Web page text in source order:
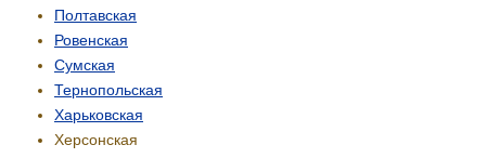
Полтавская
Ровенская
Сумская
Тернопольская
Харьковская
Херсонская